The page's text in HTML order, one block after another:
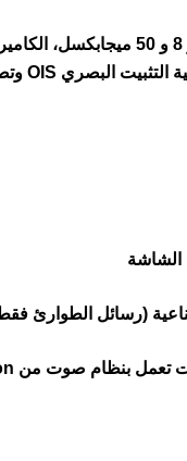
الهاتف يأتي مزود بثلاث كاميرات خلفية بدقة
الشاشة
(رسائل الطوارئ